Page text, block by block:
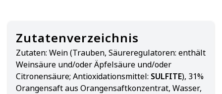
Zutatenverzeichnis
Zutaten: Wein (Trauben, Säureregulatoren: enthält
Weinsäure und/oder Äpfelsäure und/oder
Citronensäure; Antioxidationsmittel: SULFITE), 31%
Orangensaft aus Orangensaftkonzentrat, Wasser,